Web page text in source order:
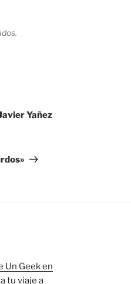
Yañez
Un Geek en
tu viaje a